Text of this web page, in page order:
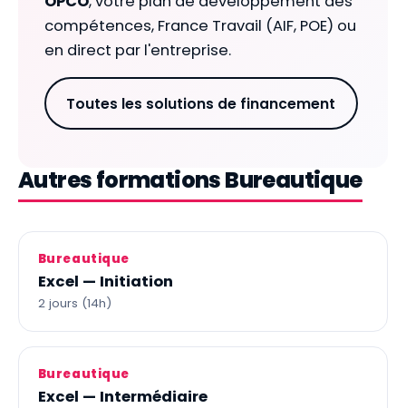
compétences, France Travail (AIF, POE) ou
en direct par l'entreprise.
Toutes les solutions de financement
Autres formations Bureautique
Bureautique
Excel — Initiation
2 jours (14h)
Bureautique
Excel — Intermédiaire